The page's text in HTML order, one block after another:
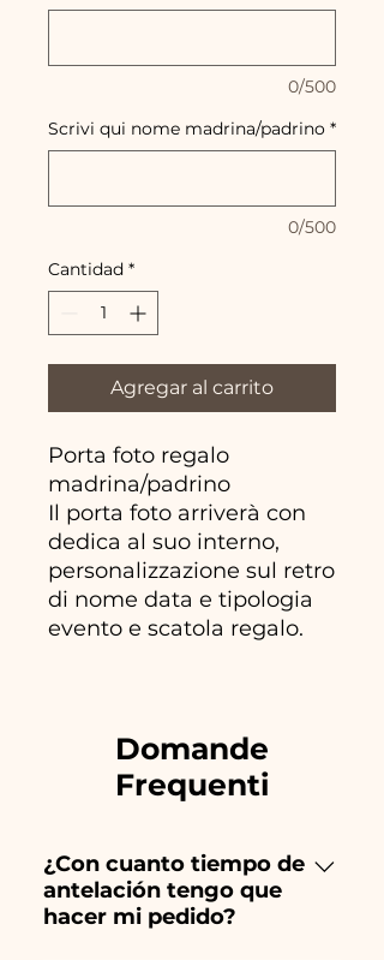
0/500
Scrivi qui nome madrina/padrino *
0/500
Cantidad *
Agregar al carrito
Porta foto regalo
madrina/padrino
Il porta foto arriverà con
dedica al suo interno,
personalizzazione sul retro
di nome data e tipologia
evento e scatola regalo.
Domande
Frequenti
¿Con cuanto tiempo de
antelación tengo que
hacer mi pedido?